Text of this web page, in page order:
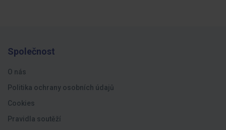
Společnost
O nás
Politika ochrany osobních údajů
Cookies
Pravidla soutěží